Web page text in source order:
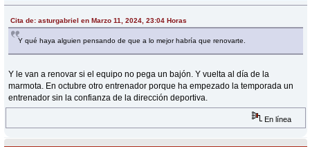
Cita de: asturgabriel en Marzo 11, 2024, 23:04 Horas
Y qué haya alguien pensando de que a lo mejor habría que renovarte.
Y le van a renovar si el equipo no pega un bajón. Y vuelta al día de la
marmota. En octubre otro entrenador porque ha empezado la temporada un
entrenador sin la confianza de la dirección deportiva.
En línea